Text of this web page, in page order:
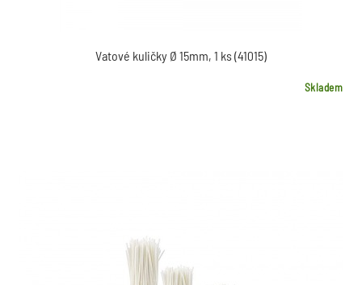
Vatové kuličky Ø 15mm, 1 ks (41015)
Skladem